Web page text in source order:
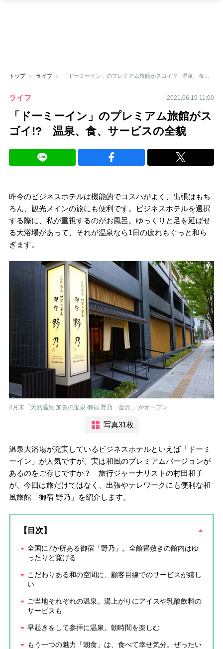
トップ ライフ
ライフ 2021.06.19 11:00
「ドーミーイン」のプレミアム旅館がス
ゴイ!? 温泉、食、サービスの全貌
昨今のビジネスホテルは機能的でコスパがよく、出張はもち
ろん、観光メインの旅にも便利です。ビジネスホテルを選択
する際に、私が重視するのがお風呂。ゆっくりと足を延ばせ
る大浴場があって、それが温泉なら1日の疲れもぐっと和ら
ぎます。
4月末「天然温泉 加賀の宝泉 御宿 野乃 金沢 」がオープン
写真31枚
温泉大浴場が充実しているビジネスホテルといえば「ドーミ
ーイン」が人気ですが、実は和風のプレミアムバージョンが
あるのをご存じですか？ 旅行ジャーナリストの村田和子
が、今回は旅だけではなく、出張やテレワークにも便利な和
風旅館「御宿 野乃」を紹介します。
【目次】
全国に7か所ある御宿「野乃」。全館畳敷きの館内はゆ
ったりと寛げる
こだわりある和の空間に、顧客目線でのサービスが嬉し
い
ご当地それぞれの温泉。湯上がりにアイスや乳酸飲料の
サービスも
早起きをして参拝に温泉。朝時間を楽しむ
もう一つの魅力「朝食」は、食べて幸せ気分。ぜったい